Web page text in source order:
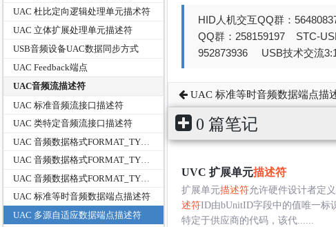
UAC 杜比定向逻辑处理单元描术符
UAC 立体扩展处理单元描述符
USB音频设备UAC数据同步方式
UAC Feedback端点
UAC音频流描述符
UAC 标准音频流接口描述符
UAC 类特定音频流接口描述符
UAC 音频数据格式FORMAT_TYPE_2
UAC 标准等时音频数据端点描述符
UAC 多源自适应数据端点描述符
HID人机交互QQ群：
QQ群：258159197 STC-
952873936 USB技术交流
UAC 标准等时音频数据端点描
0 篇笔记
UVC 扩展单元描述符
扩展单元描述符允许硬件设计者定
述符ID由bUnitID字段中的值唯一标
特定于供应商的代码，该代......